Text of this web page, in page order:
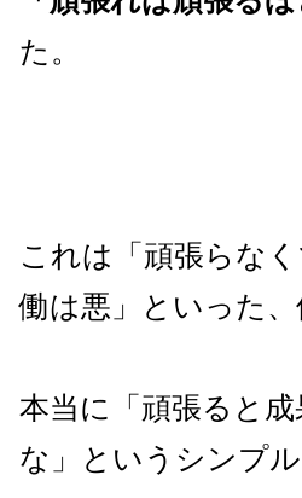
た。
これは「頑張らな
働は悪」といった
本当に「頑張ると
な」というシンプル